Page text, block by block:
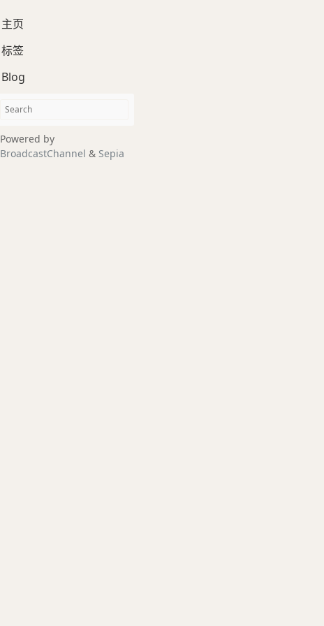
主页
标签
Blog
Powered by
BroadcastChannel & Sepia